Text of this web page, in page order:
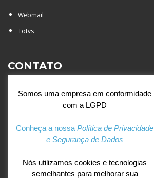
Webmail
Totvs
CONTATO
Santa Catarina - São José do
Rio Preto (SP)
+55 (17) 3354 7000
agostiniano@csj.g12.br
Somos uma empresa em conformidade
com a LGPD
Conheça a nossa Política de Privacidade
e Segurança de Dados
Nós utilizamos cookies e tecnologias
semelhantes para melhorar sua